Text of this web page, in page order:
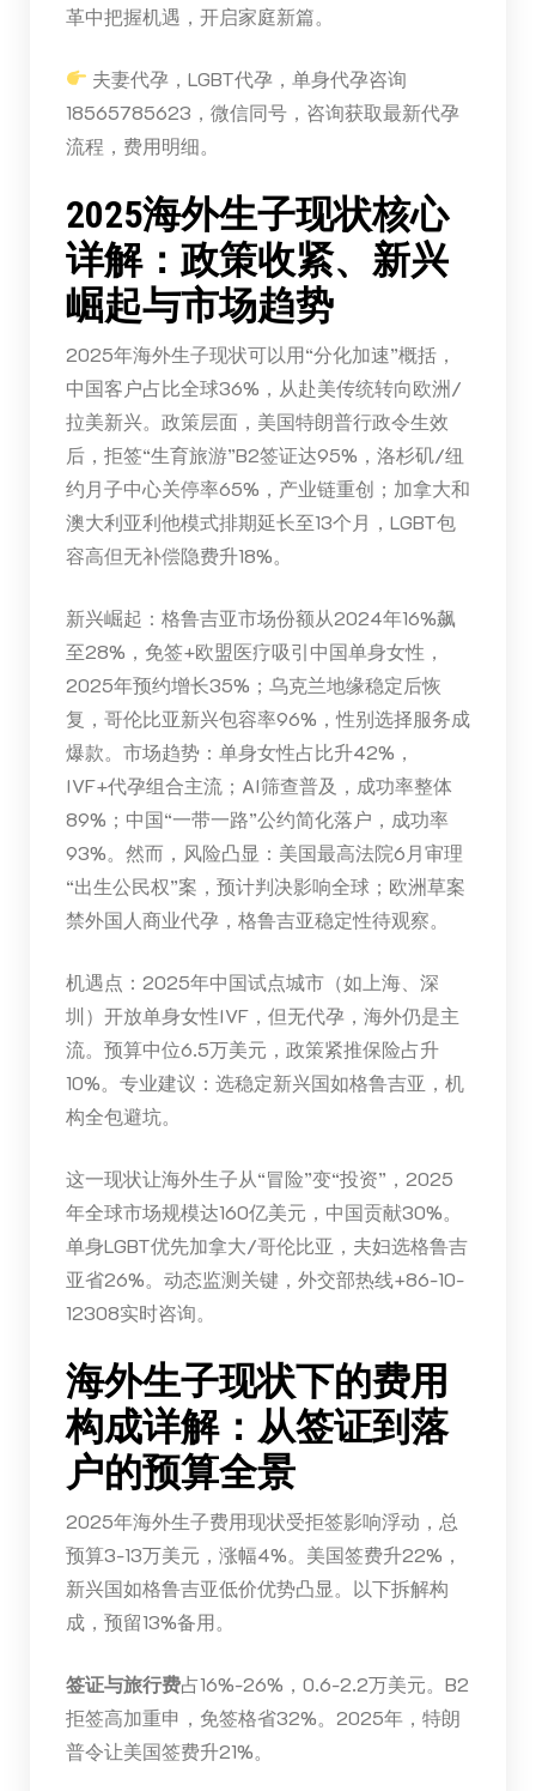
革中把握机遇，开启家庭新篇。
夫妻代孕，LGBT代孕，单身代孕咨询
18565785623，微信同号，咨询获取最新代孕
流程，费用明细。
2025海外生子现状核心
详解：政策收紧、新兴
崛起与市场趋势
2025年海外生子现状可以用“分化加速”概括，
中国客户占比全球36%，从赴美传统转向欧洲/
拉美新兴。政策层面，美国特朗普行政令生效
后，拒签“生育旅游”B2签证达95%，洛杉矶/纽
约月子中心关停率65%，产业链重创；加拿大和
澳大利亚利他模式排期延长至13个月，LGBT包
容高但无补偿隐费升18%。
新兴崛起：格鲁吉亚市场份额从2024年16%飙
至28%，免签+欧盟医疗吸引中国单身女性，
2025年预约增长35%；乌克兰地缘稳定后恢
复，哥伦比亚新兴包容率96%，性别选择服务成
爆款。市场趋势：单身女性占比升42%，
IVF+代孕组合主流；AI筛查普及，成功率整体
89%；中国“一带一路”公约简化落户，成功率
93%。然而，风险凸显：美国最高法院6月审理
“出生公民权”案，预计判决影响全球；欧洲草案
禁外国人商业代孕，格鲁吉亚稳定性待观察。
机遇点：2025年中国试点城市（如上海、深
圳）开放单身女性IVF，但无代孕，海外仍是主
流。预算中位6.5万美元，政策紧推保险占升
10%。专业建议：选稳定新兴国如格鲁吉亚，机
构全包避坑。
这一现状让海外生子从“冒险”变“投资”，2025
年全球市场规模达160亿美元，中国贡献30%。
单身LGBT优先加拿大/哥伦比亚，夫妇选格鲁吉
亚省26%。动态监测关键，外交部热线+86-10-
12308实时咨询。
海外生子现状下的费用
构成详解：从签证到落
户的预算全景
2025年海外生子费用现状受拒签影响浮动，总
预算3-13万美元，涨幅4%。美国签费升22%，
新兴国如格鲁吉亚低价优势凸显。以下拆解构
成，预留13%备用。
签证与旅行费占16%-26%，0.6-2.2万美元。B2
拒签高加重申，免签格省32%。2025年，特朗
普令让美国签费升21%。